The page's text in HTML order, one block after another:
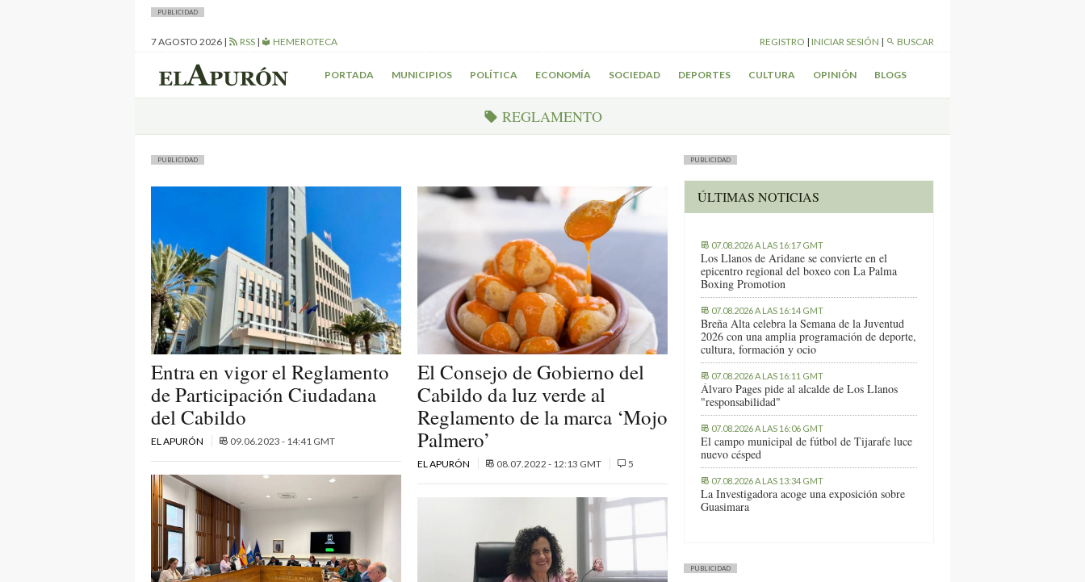
PUBLICIDAD
7 AGOSTO 2026 | RSS | HEMEROTECA REGISTRO | INICIAR SESIÓN | BUSCAR
PORTADA MUNICIPIOS POLÍTICA ECONOMÍA SOCIEDAD DEPORTES CULTURA OPINIÓN BLOGS
REGLAMENTO
PUBLICIDAD
Entra en vigor el Reglamento
de Participación Ciudadana
del Cabildo
EL APURÓN 09.06.2023 - 14:41 GMT
El Consejo de Gobierno del
Cabildo da luz verde al
Reglamento de la marca ‘Mojo
Palmero’
EL APURÓN 08.07.2022 - 12:13 GMT 5
PUBLICIDAD
ÚLTIMAS NOTICIAS
07.08.2026 A LAS 16:17 GMT
Los Llanos de Aridane se convierte en el
epicentro regional del boxeo con La Palma
Boxing Promotion
07.08.2026 A LAS 16:14 GMT
Breña Alta celebra la Semana de la Juventud
2026 con una amplia programación de deporte,
cultura, formación y ocio
07.08.2026 A LAS 16:11 GMT
Álvaro Pages pide al alcalde de Los Llanos
"responsabilidad"
07.08.2026 A LAS 16:06 GMT
El campo municipal de fútbol de Tijarafe luce
nuevo césped
07.08.2026 A LAS 13:34 GMT
La Investigadora acoge una exposición sobre
Guasimara
PUBLICIDAD